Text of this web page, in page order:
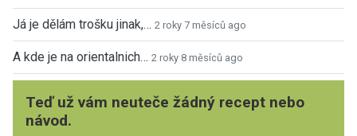
Já je dělám trošku jinak,… 2 roky 7 měsíců ago
A kde je na orientalnich… 2 roky 8 měsíců ago
Teď už vám neuteče žádný recept nebo
návod.